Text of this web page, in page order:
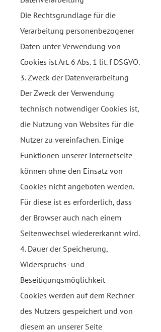
Die Rechtsgrundlage für die
Verarbeitung personenbezogener
Daten unter Verwendung von
Cookies ist Art. 6 Abs. 1 lit. f DSGVO.
3. Zweck der Datenverarbeitung
Der Zweck der Verwendung
technisch notwendiger Cookies ist,
die Nutzung von Websites für die
Nutzer zu vereinfachen. Einige
Funktionen unserer Internetseite
können ohne den Einsatz von
Cookies nicht angeboten werden.
Für diese ist es erforderlich, dass
der Browser auch nach einem
Seitenwechsel wiedererkannt wird.
4. Dauer der Speicherung,
Widerspruchs- und
Beseitigungsmöglichkeit
Cookies werden auf dem Rechner
des Nutzers gespeichert und von
diesem an unserer Seite